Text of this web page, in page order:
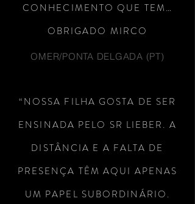
CONHECIMENTO QUE TEM…
OBRIGADO MIRCO
OMER/PONTA DELGADA (PT)
“NOSSA FILHA GOSTA DE SER
ENSINADA PELO SR LIEBER. A
DISTÂNCIA E A FALTA DE
PRESENÇA TÊM AQUI APENAS
UM PAPEL SUBORDINÁRIO.